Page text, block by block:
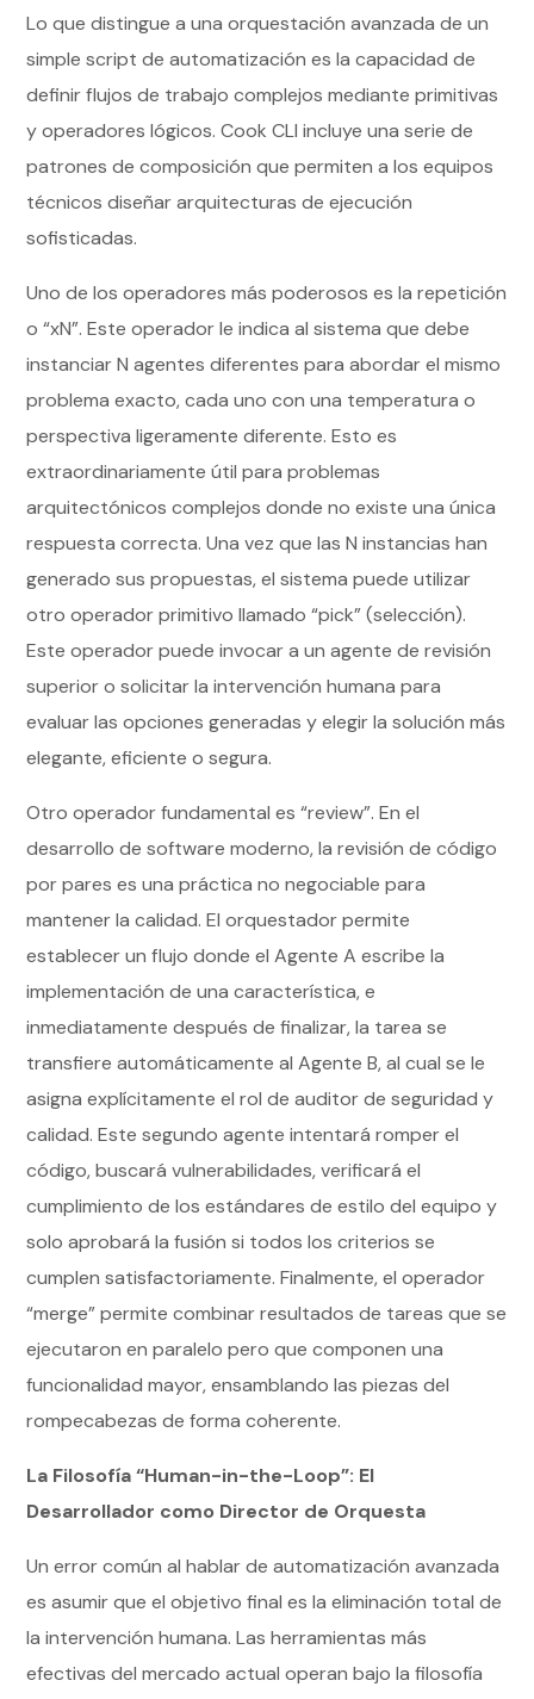
Lo que distingue a una orquestación avanzada de un
simple script de automatización es la capacidad de
definir flujos de trabajo complejos mediante primitivas
y operadores lógicos. Cook CLI incluye una serie de
patrones de composición que permiten a los equipos
técnicos diseñar arquitecturas de ejecución
sofisticadas.
Uno de los operadores más poderosos es la repetición
o “xN”. Este operador le indica al sistema que debe
instanciar N agentes diferentes para abordar el mismo
problema exacto, cada uno con una temperatura o
perspectiva ligeramente diferente. Esto es
extraordinariamente útil para problemas
arquitectónicos complejos donde no existe una única
respuesta correcta. Una vez que las N instancias han
generado sus propuestas, el sistema puede utilizar
otro operador primitivo llamado “pick” (selección).
Este operador puede invocar a un agente de revisión
superior o solicitar la intervención humana para
evaluar las opciones generadas y elegir la solución más
elegante, eficiente o segura.
Otro operador fundamental es “review”. En el
desarrollo de software moderno, la revisión de código
por pares es una práctica no negociable para
mantener la calidad. El orquestador permite
establecer un flujo donde el Agente A escribe la
implementación de una característica, e
inmediatamente después de finalizar, la tarea se
transfiere automáticamente al Agente B, al cual se le
asigna explícitamente el rol de auditor de seguridad y
calidad. Este segundo agente intentará romper el
código, buscará vulnerabilidades, verificará el
cumplimiento de los estándares de estilo del equipo y
solo aprobará la fusión si todos los criterios se
cumplen satisfactoriamente. Finalmente, el operador
“merge” permite combinar resultados de tareas que se
ejecutaron en paralelo pero que componen una
funcionalidad mayor, ensamblando las piezas del
rompecabezas de forma coherente.
La Filosofía “Human-in-the-Loop”: El
Desarrollador como Director de Orquesta
Un error común al hablar de automatización avanzada
es asumir que el objetivo final es la eliminación total de
la intervención humana. Las herramientas más
efectivas del mercado actual operan bajo la filosofía